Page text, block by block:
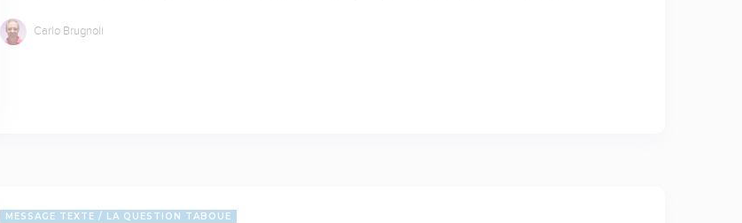
Carlo Brugnoli
MESSAGE TEXTE LA QUESTION TABOUE